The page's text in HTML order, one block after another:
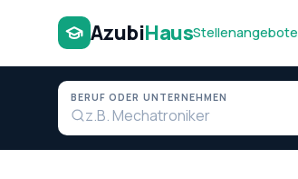
AzubiHausStellenangebote
BERUF ODER UNTERNEHMEN